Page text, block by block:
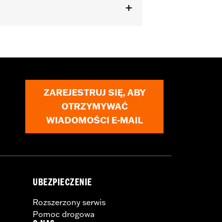
and brake lines for some
meets applicable
ZAREJESTRUJ SIĘ, ABY
OTRZYMYWAĆ
WIADOMOŚCI E-MAIL
UBEZPIECZENIE
Rozszerzony serwis
Pomoc drogowa